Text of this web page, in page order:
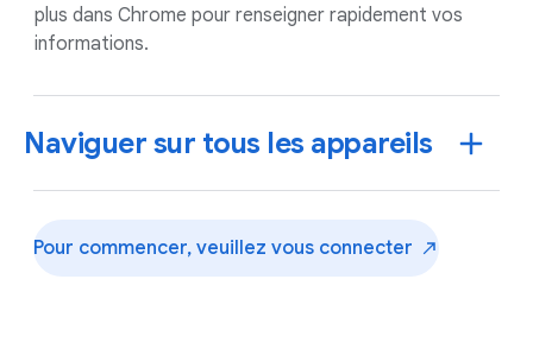
plus dans Chrome pour renseigner rapidement vos
informations.
Naviguer sur tous les appareils
Pour commencer, veuillez vous connecter